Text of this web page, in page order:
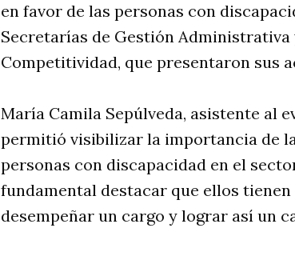
en favor de las personas con
Secretarías de Gestión
Competitividad, que presentaron sus
María Camila Sepúlveda, asistente al
permitió visibilizar la importancia de
personas con discapacidad en el
fundamental destacar que ellos
desempeñar un cargo y lograr así un